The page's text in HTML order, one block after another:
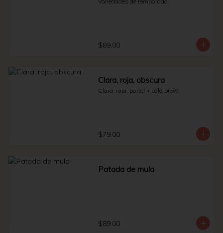
$89.00
Clara, roja, obscura
Clara, roja, porter + cold brew.
$79.00
Patada de mula
$89.00